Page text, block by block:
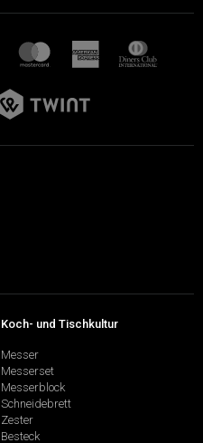
Koch- und Tischkultur
Messer
Messerset
Messerblock
Schneidebrett
Zester
Besteck